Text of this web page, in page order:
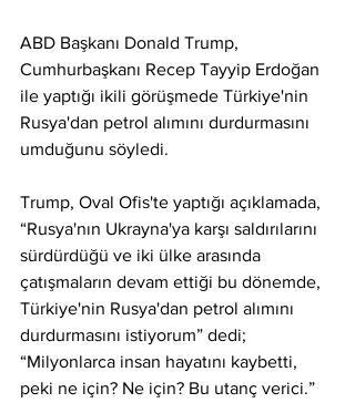
ABD Başkanı Donald Trump,
Cumhurbaşkanı Recep Tayyip Erdoğan
ile yaptığı ikili görüşmede Türkiye'nin
Rusya'dan petrol alımını durdurmasını
umduğunu söyledi.
Trump, Oval Ofis'te yaptığı açıklamada,
“Rusya'nın Ukrayna'ya karşı saldırılarını
sürdürdüğü ve iki ülke arasında
çatışmaların devam ettiği bu dönemde,
Türkiye'nin Rusya'dan petrol alımını
durdurmasını istiyorum” dedi;
“Milyonlarca insan hayatını kaybetti,
peki ne için? Ne için? Bu utanç verici.”